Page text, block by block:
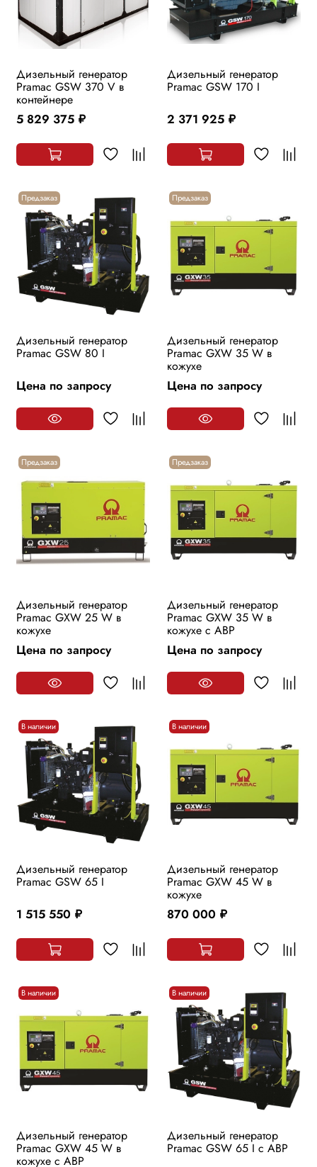
Дизельный генератор
Pramac GSW 370 V в
контейнере
5 829 375 руб.
Дизельный генератор
Pramac GSW 170 I
2 371 925 руб.
Предзаказ
Дизельный генератор
Pramac GSW 80 I
Цена по запросу
Предзаказ
Дизельный генератор
Pramac GXW 35 W в
кожухе
Цена по запросу
Предзаказ
Дизельный генератор
Pramac GXW 25 W в
кожухе
Цена по запросу
Предзаказ
Дизельный генератор
Pramac GXW 35 W в
кожухе с АВР
Цена по запросу
В наличии
Дизельный генератор
Pramac GSW 65 I
1 515 550 руб.
В наличии
Дизельный генератор
Pramac GXW 45 W в
кожухе
870 000 руб.
В наличии
Дизельный генератор
Pramac GXW 45 W в
кожухе с АВР
В наличии
Дизельный генератор
Pramac GSW 65 I с АВР